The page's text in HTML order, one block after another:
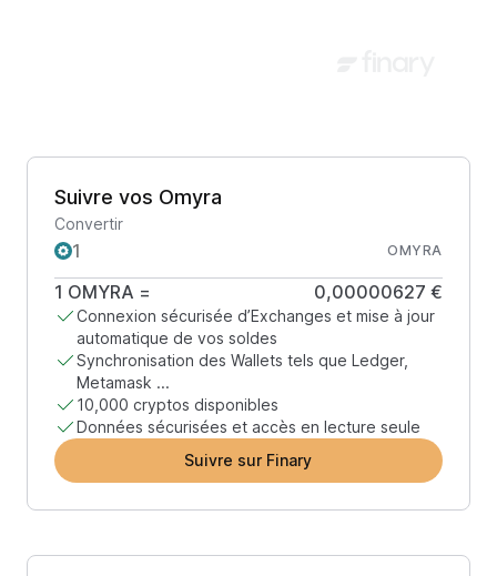
Suivre vos Omyra
Convertir
OMYRA
1 OMYRA = 0,00000627 €
Connexion sécurisée d’Exchanges et mise à jour
automatique de vos soldes
Synchronisation des Wallets tels que Ledger,
Metamask ...
10,000 cryptos disponibles
Données sécurisées et accès en lecture seule
Suivre sur Finary